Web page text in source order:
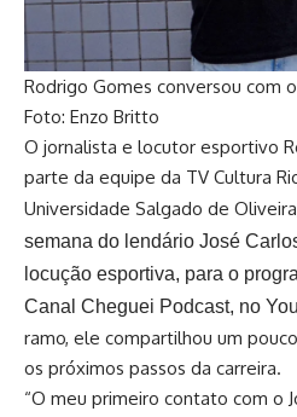
Rodrigo Gomes conversou com
Foto: Enzo Britto
O jornalista e locutor esportivo
parte da equipe da TV Cultura
Universidade Salgado de
semana do lendário José
locução esportiva, para o
Canal Cheguei Podcast, no
ramo, ele compartilhou um
os próximos passos da carreira.
“O meu primeiro contato com o